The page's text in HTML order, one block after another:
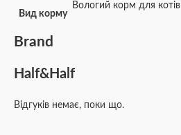
Вид корму
Вологий корм для котів
Brand
Half&Half
Відгуків немає, поки що.